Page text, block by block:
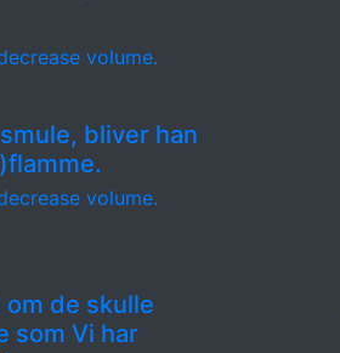
volume.
volume.
bliver han
de skulle
som Vi har